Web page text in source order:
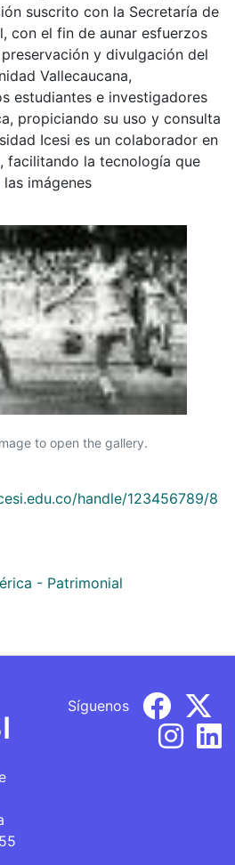
suscrito con la Secretaría de
con el fin de aunar esfuerzos
y divulgación del
Vallecaucana,
estudiantes e investigadores
propiciando su uso y consulta
Icesi es un colaborador en
facilitando la tecnología que
imágenes
to open the gallery.
handle/123456789/8
- Patrimonial
Síguenos